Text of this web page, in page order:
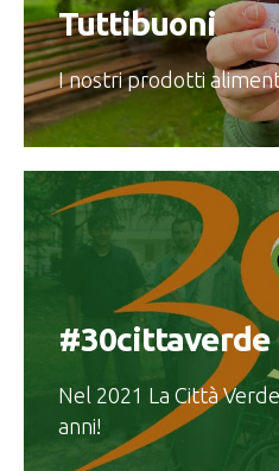
Tuttibuoni
I nostri prodotti
#30cittaverde
Nel 2021 La Città
anni!